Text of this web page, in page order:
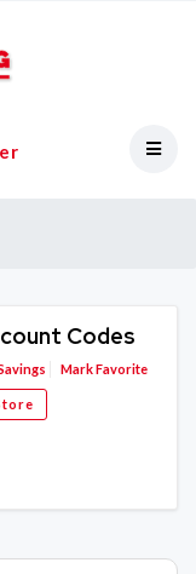
Codes
Mark Favorite